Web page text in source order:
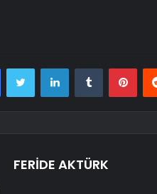
FacebookTwitter LinkedInTumblr
FERİDE AKTÜRK